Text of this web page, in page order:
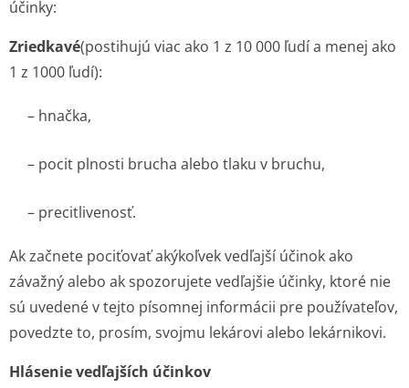
účinky:
Zriedkavé(pos­tihujú viac ako 1 z 10 000 ľudí a menej ako
1 z 1000 ľudí):
– hnačka,
– pocit plnosti brucha alebo tlaku v bruchu,
– precitlivenosť.
Ak začnete pociťovať akýkoľvek vedľajší účinok ako
závažný alebo ak spozorujete vedľajšie účinky, ktoré nie
sú uvedené v tejto písomnej informácii pre používateľov,
povedzte to, prosím, svojmu lekárovi alebo lekárnikovi.
Hlásenie vedľajších účinkov